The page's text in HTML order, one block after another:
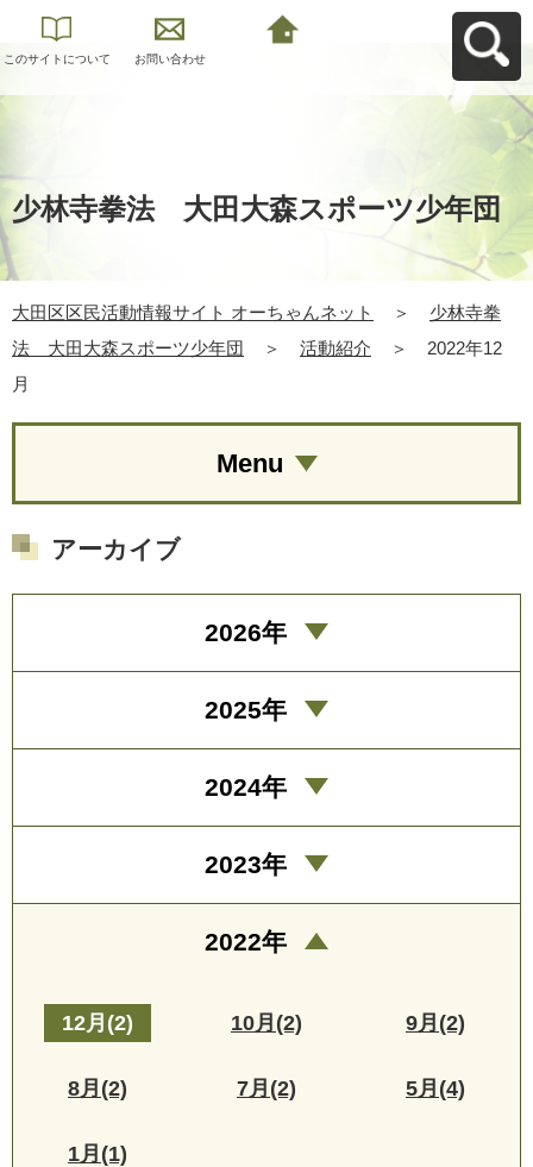
このサイトについて お問い合わせ
少林寺拳法 大田大森スポーツ少年団
大田区区民活動情報サイト オーちゃんネット ＞
少林寺拳
法 大田大森スポーツ少年団
＞ 活動紹介 ＞
2022年12
月
Menu
アーカイブ
2026年
2025年
2024年
2023年
2022年
12月(2) 10月(2) 9月(2)
8月(2) 7月(2) 5月(4)
1月(1)